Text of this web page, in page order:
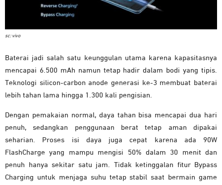
sc: vivo
Baterai jadi salah satu keunggulan utama karena kapasitasnya
mencapai 6.500 mAh namun tetap hadir dalam bodi yang tipis.
Teknologi silicon-carbon anode generasi ke-3 membuat baterai
lebih tahan lama hingga 1.300 kali pengisian.
Dengan pemakaian normal, daya tahan bisa mencapai dua hari
penuh, sedangkan penggunaan berat tetap aman dipakai
seharian. Proses isi daya juga cepat karena ada 90W
FlashCharge yang mampu mengisi 50% dalam 30 menit dan
penuh hanya sekitar satu jam. Tidak ketinggalan fitur Bypass
Charging untuk menjaga suhu tetap stabil saat bermain game